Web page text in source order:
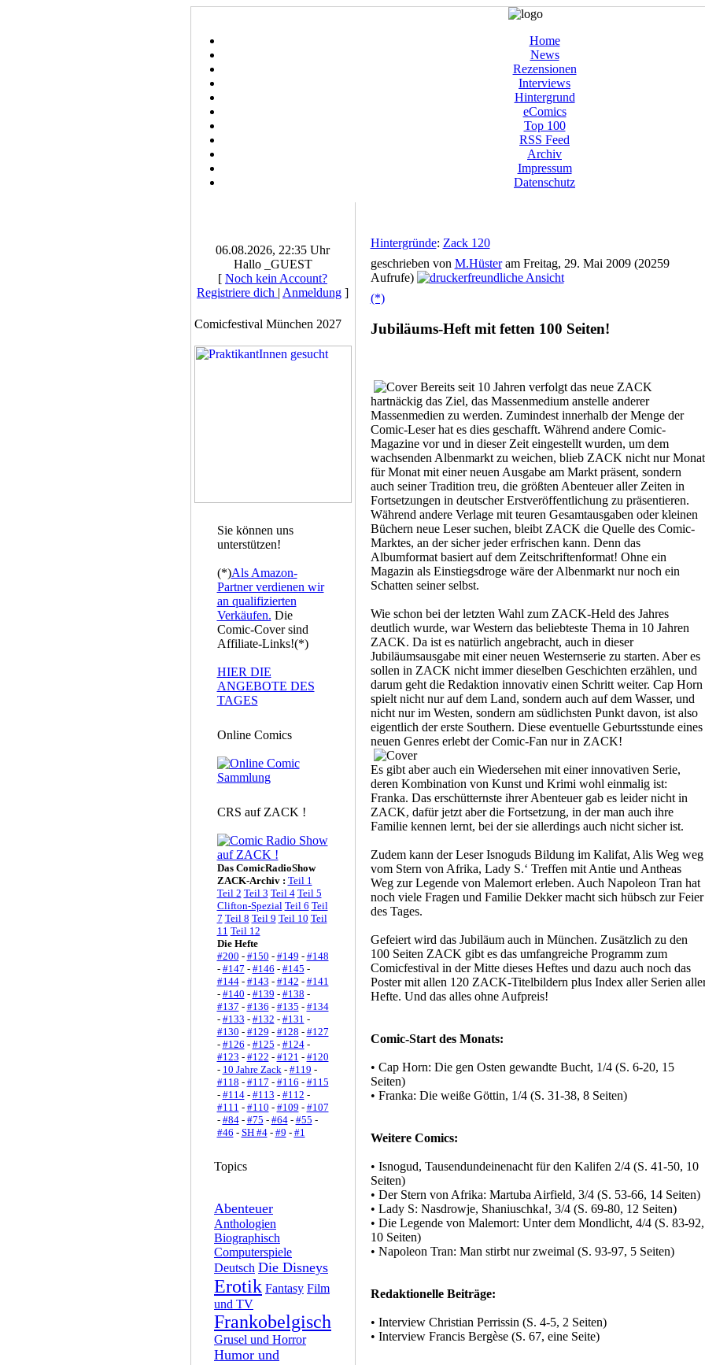
Home
News
Rezensionen
Interviews
Hintergrund
eComics
Top 100
RSS Feed
Archiv
Impressum
Datenschutz
06.08.2026, 22:35 Uhr
Hallo _GUEST
[ Noch kein Account?
Registriere dich | Anmeldung ]
Comicfestival München 2027
Sie können uns
unterstützen!
(*)Als Amazon-
Partner verdienen wir
an qualifizierten
Verkäufen. Die
Comic-Cover sind
Affiliate-Links!(*)
HIER DIE
ANGEBOTE DES
TAGES
Online Comics
CRS auf ZACK !
Das ComicRadioShow
ZACK-Archiv : Teil 1
Teil 2 Teil 3 Teil 4 Teil 5
Clifton-Spezial Teil 6 Teil
7 Teil 8 Teil 9 Teil 10 Teil
11 Teil 12
Die Hefte
#200 - #150 - #149 - #148
- #147 - #146 - #145 -
#144- #143 - #142 - #141
- #140 - #139 - #138 -
#137 - #136 - #135 - #134
- #133 - #132 - #131 -
#130 - #129 - #128 - #127
- #126 - #125 - #124-
#123 - #122 - #121 - #120
- 10 Jahre Zack- #119 -
#118 - #117 - #116 - #115
- #114- #113 - #112 -
#111 - #110 - #109 - #107
- #84- #75 - #64- #55 -
#46 - SH #4- #9 - #1
Topics
Abenteuer
Anthologien
Biographisch
Computerspiele
Deutsch Die Disneys
Erotik Fantasy Film
und TV
Frankobelgisch
Grusel und Horror
Humor und
Hintergründe: Zack 120
geschrieben von M.Hüsteram Freitag, 29. Mai 2009 (20259
Aufrufe)
(*)
Jubiläums-Heft mit fetten 100 Seiten!
Bereits seit 10 Jahren verfolgt das neue ZACK
hartnäckig das Ziel, das Massenmedium anstelle anderer
Massenmedien zu werden. Zumindest innerhalb der Menge der
Comic-Leser hat es dies geschafft. Während andere Comic-
Magazine vor und in dieser Zeit eingestellt wurden, um dem
wachsenden Albenmarkt zu weichen, blieb ZACK nicht nur Monat
für Monat mit einer neuen Ausgabe am Markt präsent, sondern
auch seiner Tradition treu, die größten Abenteuer aller Zeiten in
Fortsetzungen in deutscher Erstveröffentlichung zu präsentieren.
Während andere Verlage mit teuren Gesamtausgaben oder kleinen
Büchern neue Leser suchen, bleibt ZACK die Quelle des Comic-
Marktes, an der sicher jeder erfrischen kann. Denn das
Albumformat basiert auf dem Zeitschriftenformat! Ohne ein
Magazin als Einstiegsdroge wäre der Albenmarkt nur noch ein
Schatten seiner selbst.
Wie schon bei der letzten Wahl zum ZACK-Held des Jahres
deutlich wurde, war Western das beliebteste Thema in 10 Jahren
ZACK. Da ist es natürlich angebracht, auch in dieser
Jubiläumsausgabe mit einer neuen Westernserie zu starten. Aber es
sollen in ZACK nicht immer dieselben Geschichten erzählen, und
darum geht die Redaktion innovativ einen Schritt weiter. Cap Horn
spielt nicht nur auf dem Land, sondern auch auf dem Wasser, und
nicht nur im Westen, sondern am südlichsten Punkt davon, ist also
eigentlich der erste Southern. Diese eventuelle Geburtsstunde eines
neuen Genres erlebt der Comic-Fan nur in ZACK!
Es gibt aber auch ein Wiedersehen mit einer innovativen Serie,
deren Kombination von Kunst und Krimi wohl einmalig ist:
Franka. Das erschütternste ihrer Abenteuer gab es leider nicht in
ZACK, dafür jetzt aber die Fortsetzung, in der man auch ihre
Familie kennen lernt, bei der sie allerdings auch nicht sicher ist.
Zudem kann der Leser Isnoguds Bildung im Kalifat, Alis Weg weg
vom Stern von Afrika, Lady S.‘ Treffen mit Antie und Antheas
Weg zur Legende von Malemort erleben. Auch Napoleon Tran hat
noch viele Fragen und Familie Dekker macht sich hübsch zur Feier
des Tages.
Gefeiert wird das Jubiläum auch in München. Zusätzlich zu den
100 Seiten ZACK gibt es das umfangreiche Programm zum
Comicfestival in der Mitte dieses Heftes und dazu auch noch das
Poster mit allen 120 ZACK-Titelbildern plus Index aller Serien
Hefte. Und das alles ohne Aufpreis!
Comic-Start des Monats:
• Cap Horn: Die gen Osten gewandte Bucht, 1/4 (S. 6-20, 15
Seiten)
• Franka: Die weiße Göttin, 1/4 (S. 31-38, 8 Seiten)
Weitere Comics:
• Isnogud, Tausendundeinenacht für den Kalifen 2/4 (S. 41-50, 10
Seiten)
• Der Stern von Afrika: Martuba Airfield, 3/4 (S. 53-66, 14 Seiten)
• Lady S: Nasdrowje, Shaniuschka!, 3/4 (S. 69-80, 12 Seiten)
• Die Legende von Malemort: Unter dem Mondlicht, 4/4 (S. 83-92,
10 Seiten)
• Napoleon Tran: Man stirbt nur zweimal (S. 93-97, 5 Seiten)
Redaktionelle Beiträge:
• Interview Christian Perrissin (S. 4-5, 2 Seiten)
• Interview Francis Bergèse (S. 67, eine Seite)